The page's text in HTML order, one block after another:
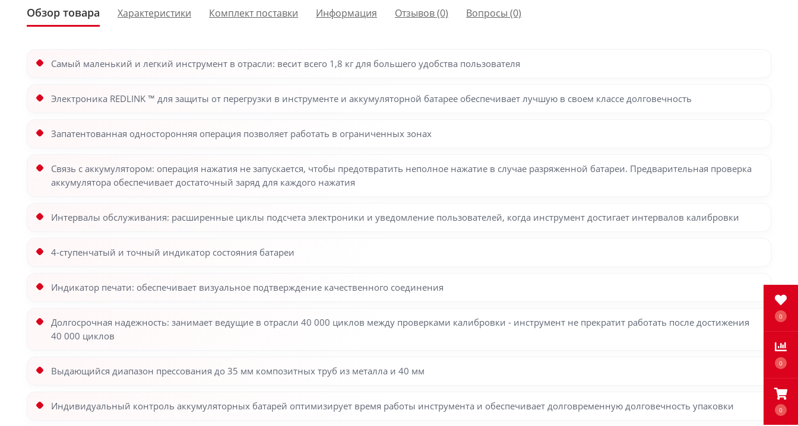
0
0
0
Обзор товара Характеристики Комплект поставки Информация Отзывов (0) Вопросы (0)
Самый маленький и легкий инструмент в отрасли: весит всего 1,8 кг для большего удобства пользователя
Электроника REDLINK ™ для защиты от перегрузки в инструменте и аккумуляторной батарее обеспечивает лучшую в своем классе долговечность
Запатентованная односторонняя операция позволяет работать в ограниченных зонах
Связь с аккумулятором: операция нажатия не запускается, чтобы предотвратить неполное нажатие в случае разряженной батареи. Предварительная проверка
аккумулятора обеспечивает достаточный заряд для каждого нажатия
Интервалы обслуживания: расширенные циклы подсчета электроники и уведомление пользователей, когда инструмент достигает интервалов калибровки
4-ступенчатый и точный индикатор состояния батареи
Индикатор печати: обеспечивает визуальное подтверждение качественного соединения
Долгосрочная надежность: занимает ведущие в отрасли 40 000 циклов между проверками калибровки - инструмент не прекратит работать после достижения
40 000 циклов
Выдающийся диапазон прессования до 35 мм композитных труб из металла и 40 мм
Индивидуальный контроль аккумуляторных батарей оптимизирует время работы инструмента и обеспечивает долговременную долговечность упаковки